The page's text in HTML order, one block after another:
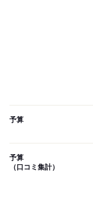
予算
予算
（口コミ集計）